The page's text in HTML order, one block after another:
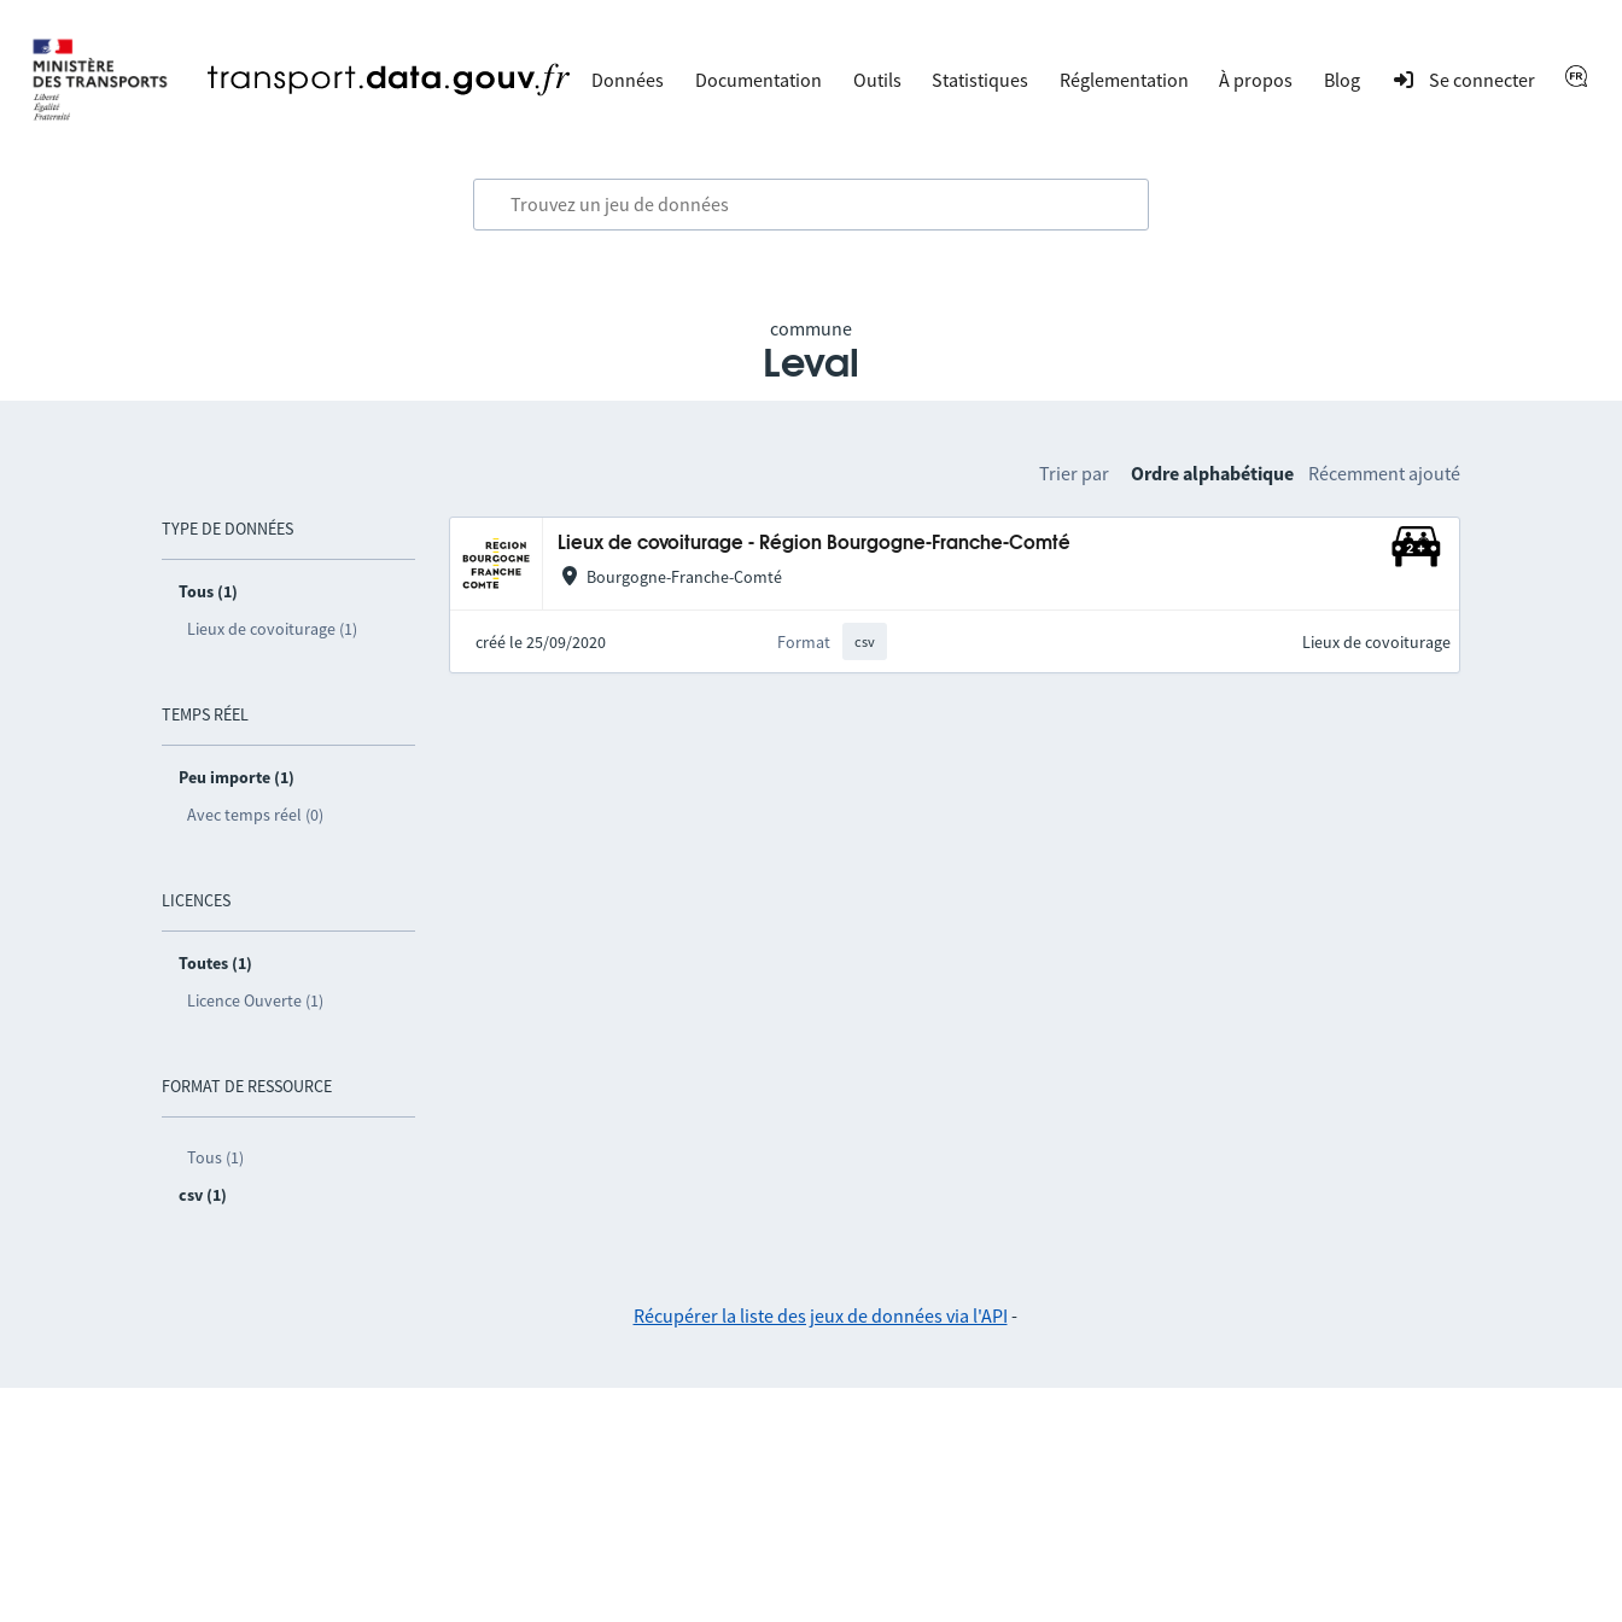
Données Documentation Outils Statistiques Réglementation À propos Blog Se connecter
commune
Leval
TYPE DE DONNÉES
Tous (1)
Lieux de covoiturage (1)
TEMPS RÉEL
Peu importe (1)
Avec temps réel (0)
LICENCES
Toutes (1)
Licence Ouverte (1)
FORMAT DE RESSOURCE
Tous (1)
csv (1)
Trier par Ordre alphabétique Récemment ajouté
Lieux de covoiturage - Région Bourgogne-Franche-Comté
Bourgogne-Franche-Comté
créé le 25/09/2020 Format csv Lieux de covoiturage
Récupérer la liste des jeux de données via l'API -